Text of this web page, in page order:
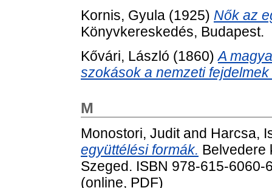
Kornis, Gyula (1925) Nők az
Könyvkereskedés, Budapest.
Kővári, László (1860)A
szokások a nemzeti
M
Monostori, Juditand Harcsa,
együttélési formák. Belvedere
Szeged. ISBN 978-615-
(online, PDF)